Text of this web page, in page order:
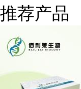
推荐产品